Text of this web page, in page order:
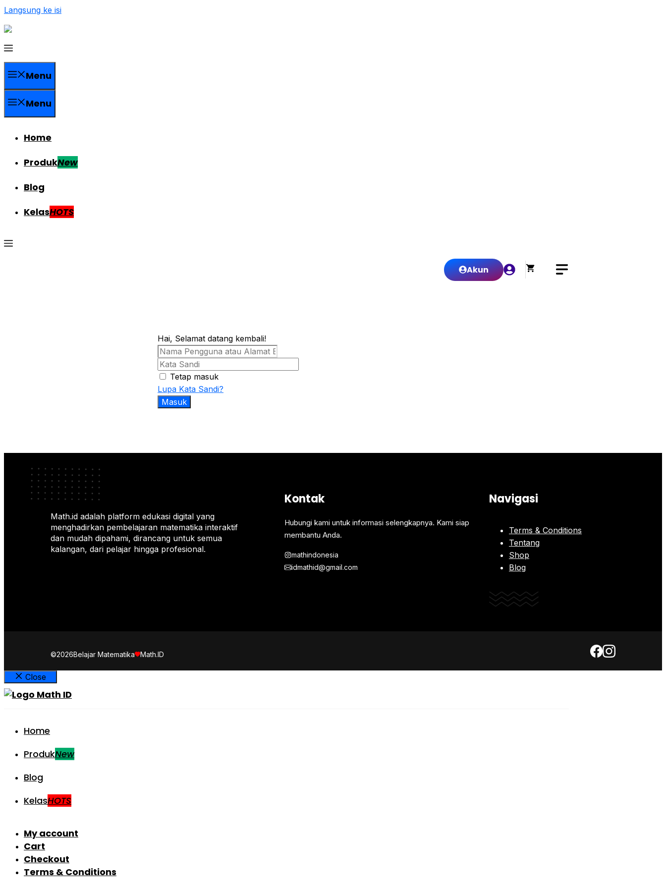
Langsung ke isi
Menu
Menu
Home
ProdukNew
Blog
KelasHOTS
Akun
Hai, Selamat datang kembali!
Tetap masuk
Lupa Kata Sandi?
Masuk
Math.id adalah platform edukasi digital yang
menghadirkan pembelajaran matematika interaktif
dan mudah dipahami, dirancang untuk semua
kalangan, dari pelajar hingga profesional.
Kontak
Hubungi kami untuk informasi selengkapnya. Kami siap
membantu Anda.
mathindonesia
idmathid@gmail.com
Navigasi
Terms & Conditions
Tentang
Shop
Blog
©2026Belajar Matematika Math.ID
Close
Home
ProdukNew
Blog
KelasHOTS
My account
Cart
Checkout
Terms & Conditions